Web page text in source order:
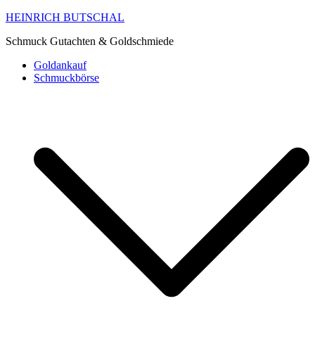
HEINRICH BUTSCHAL
Schmuck Gutachten & Goldschmiede
Goldankauf
Schmuckbörse